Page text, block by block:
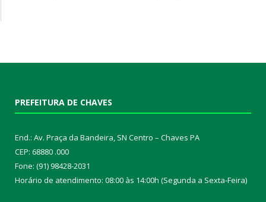
PREFEITURA DE CHAVES
End.: Av. Praça da Bandeira, SN Centro – Chaves PA
CEP: 68880 .000
Fone: (91) 98428-2031
Horário de atendimento: 08:00 às 14:00h (Segunda a Sexta-Feira)